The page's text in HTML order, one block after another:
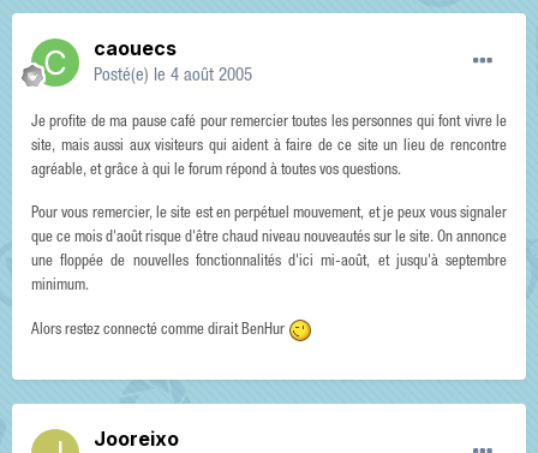
caouecs
Posté(e) le 4 août 2005
Je profite de ma pause café pour remercier toutes les personnes qui font vivre le
site, mais aussi aux visiteurs qui aident à faire de ce site un lieu de rencontre
agréable, et grâce à qui le forum répond à toutes vos questions.
Pour vous remercier, le site est en perpétuel mouvement, et je peux vous signaler
que ce mois d'août risque d'être chaud niveau nouveautés sur le site. On annonce
une floppée de nouvelles fonctionnalités d'ici mi-août, et jusqu'à septembre
minimum.
Alors restez connecté comme dirait BenHur
Jooreixo